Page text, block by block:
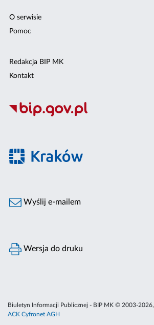
O serwisie
Pomoc
Redakcja BIP MK
Kontakt
Wyślij e-mailem
Wersja do druku
Biuletyn Informacji Publicznej - BIP MK © 2003-2026,
ACK Cyfronet AGH